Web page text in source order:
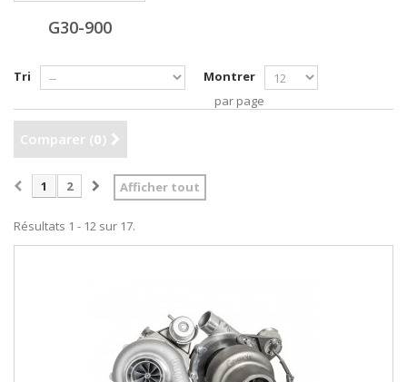
G30-900
Tri
Montrer
par page
Comparer (0)
Afficher tout
1 2
Résultats 1 - 12 sur 17.